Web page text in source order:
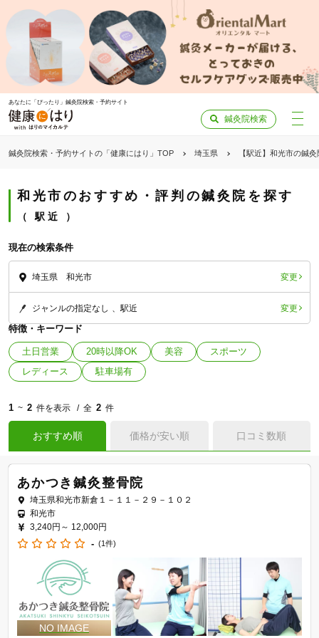
あなたに「ぴったり」鍼灸院検索・予約サイト
鍼灸院検索
鍼灸院検索・予約サイトの「健康にはり」TOP 埼玉県 【駅近】和光市の鍼
和光市のおすすめ・評判の鍼灸院を探す
駅近
現在の検索条件
埼玉県 和光市 変更
ジャンルの指定なし 駅近 変更
特徴・キーワード
土日営業 20時以降OK 美容
スポーツ
レディース
駐車場有
1 ~ 2 件を表示 全 2 件
おすすめ順 価格が安い順 口コミ数順
あかつき鍼灸整骨院
埼玉県和光市新倉１－１１－２９－１０２
和光市
3,240円～ 12,000円
- (1件)
「健康にはりを見た」